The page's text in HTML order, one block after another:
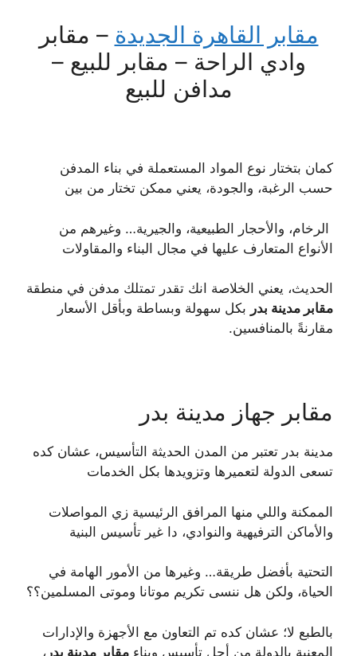
مقابر القاهرة الجديدة – مقابر
وادي الراحة – مقابر للبيع –
مدافن للبيع
كمان بتختار نوع المواد المستعملة في بناء المدفن
حسب الرغبة، والجودة، يعني ممكن تختار من بين
الرخام، والأحجار الطبيعية، والجيرية… وغيرهم من
الأنواع المتعارف عليها في مجال البناء والمقاولات
الحديث، يعني الخلاصة انك تقدر تمتلك مدفن في منطقة
مقابر مدينة بدر بكل سهولة وبساطة وبأقل الأسعار
مقارنةً بالمنافسين.
مقابر جهاز مدينة بدر
مدينة بدر تعتبر من المدن الحديثة التأسيس، عشان كده
تسعى الدولة لتعميرها وتزويدها بكل الخدمات
الممكنة واللي منها المرافق الرئيسية زي المواصلات
والأماكن الترفيهية والنوادي، دا غير تأسيس البنية
التحتية بأفضل طريقة… وغيرها من الأمور الهامة في
الحياة، ولكن هل ننسى تكريم موتانا وموتى المسلمين؟؟
بالطبع لا؛ عشان كده تم التعاون مع الأجهزة والإدارات
المعنية بالدولة من أجل تأسيس وبناء مقابر مدينة بدر ،